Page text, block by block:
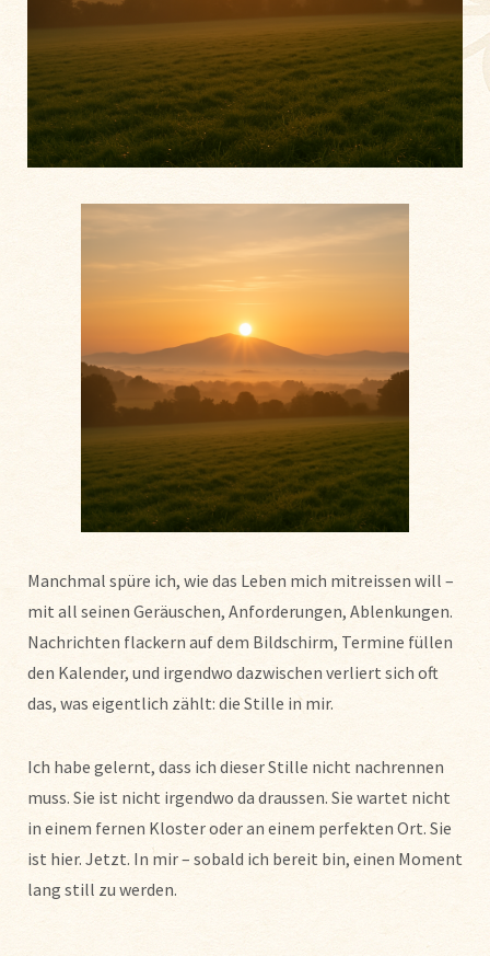
Manchmal spüre ich, wie das Leben mich mitreissen will –
mit all seinen Geräuschen, Anforderungen, Ablenkungen.
Nachrichten flackern auf dem Bildschirm, Termine füllen
den Kalender, und irgendwo dazwischen verliert sich oft
das, was eigentlich zählt: die Stille in mir.
Ich habe gelernt, dass ich dieser Stille nicht nachrennen
muss. Sie ist nicht irgendwo da draussen. Sie wartet nicht
in einem fernen Kloster oder an einem perfekten Ort. Sie
ist hier. Jetzt. In mir – sobald ich bereit bin, einen Moment
lang still zu werden.